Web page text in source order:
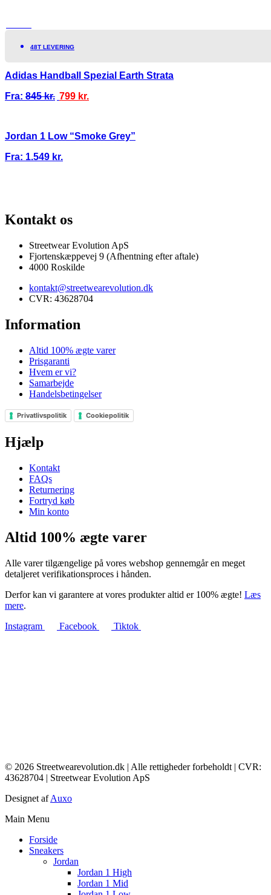
48T LEVERING
Adidas Handball Spezial Earth Strata
Fra: 845kr. 799 kr.
Jordan 1 Low “Smoke Grey”
Fra: 1.549 kr.
Kontakt os
Streetwear Evolution ApS
Fjortenskæppevej 9 (Afhentning efter aftale)
4000 Roskilde
kontakt@streetwearevolution.dk
CVR: 43628704
Information
Altid 100% ægte varer
Prisgaranti
Hvem er vi?
Samarbejde
Handelsbetingelser
Privatlivspolitik Cookiepolitik
Hjælp
Kontakt
FAQs
Returnering
Fortryd køb
Min konto
Altid 100% ægte varer
Alle varer tilgængelige på vores webshop gennemgår en meget
detaljeret verifikationsproces i hånden.
Derfor kan vi garantere at vores produkter altid er 100% ægte! Læs
mere.
Instagram
Facebook Tiktok
© 2026 Streetwearevolution.dk | Alle rettigheder forbeholdt | CVR:
43628704 | Streetwear Evolution ApS
Designet afAuxo
Main Menu
Forside
Sneakers
Jordan
Jordan 1 High
Jordan 1 Mid